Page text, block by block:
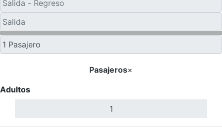
Pasajeros×
Adultos